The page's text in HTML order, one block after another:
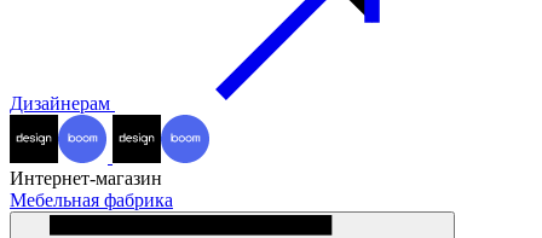
Дизайнерам
Интернет-магазин
Мебельная фабрика